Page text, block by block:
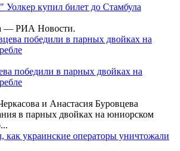
купил билет до Стамбула
— РИА Новости.
победили в парных двойках на
и Анастасия Буровцева
в парных двойках на юниорском